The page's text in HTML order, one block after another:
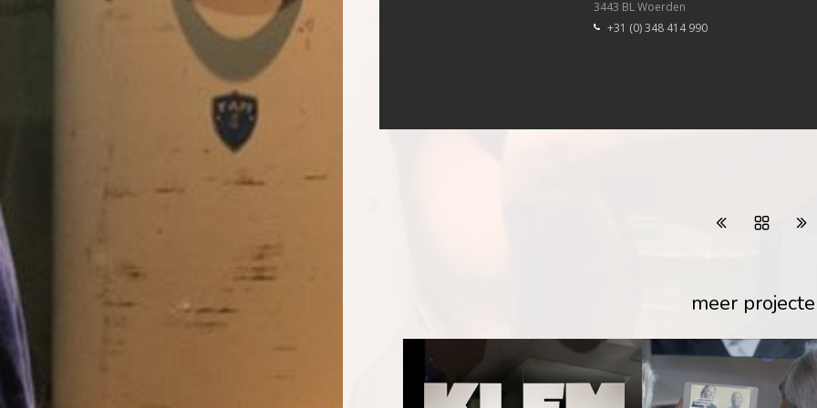
3443 BL Woerden
+31 (0) 348 414 990
meer